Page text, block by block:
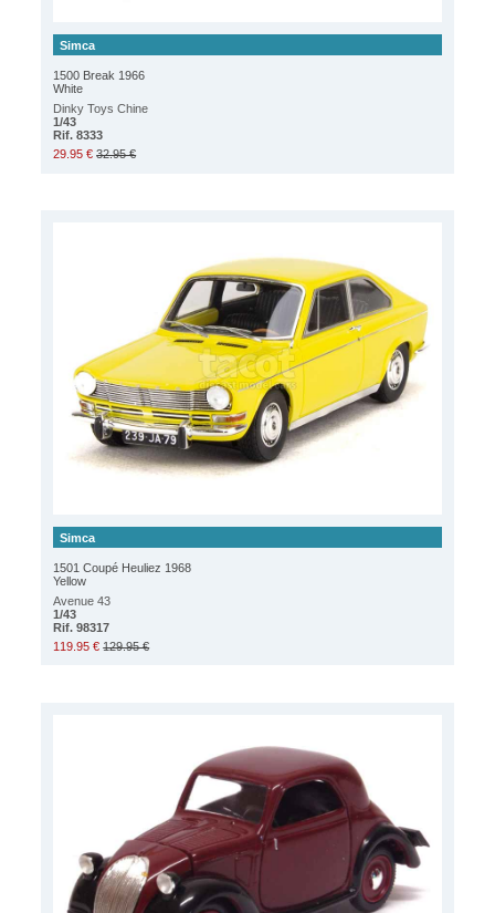
Simca
1500 Break 1966
White
Dinky Toys Chine
1/43
Rif. 8333
29.95 € 32.95 €
Simca
1501 Coupé Heuliez 1968
Yellow
Avenue 43
1/43
Rif. 98317
119.95 € 129.95 €